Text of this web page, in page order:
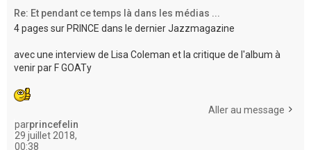
Re: Et pendant ce temps là dans les médias ...
4 pages sur PRINCE dans le dernier Jazzmagazine
avec une interview de Lisa Coleman et la critique de l'album à
venir par F GOATy
Aller au message
parprincefelin
29 juillet 2018,
00:38